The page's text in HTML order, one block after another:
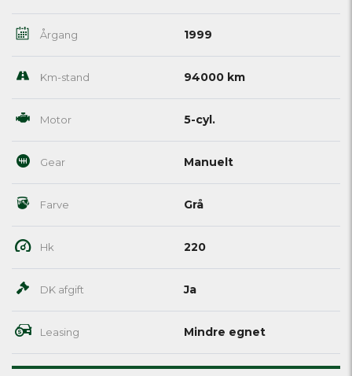
Årgang 1999
Km-stand 94000 km
Motor 5-cyl.
Gear Manuelt
Farve Grå
Hk 220
DK afgift Ja
Leasing Mindre egnet